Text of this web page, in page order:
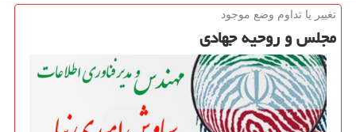
تغییر یا تداوم وضع موجود
مجلس و روحیه جهادی